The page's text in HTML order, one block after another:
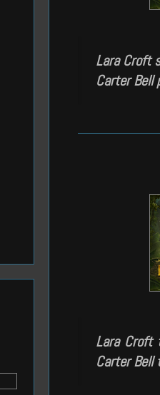
Lara Croft
Carter Bell
Lara Croft
Carter Bell